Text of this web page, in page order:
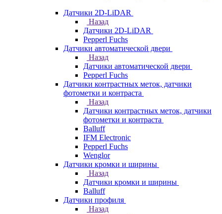
Датчики 2D-LiDAR
Назад
Датчики 2D-LiDAR
Pepperl Fuchs
Датчики автоматической двери
Назад
Датчики автоматической двери
Pepperl Fuchs
Датчики контрастных меток, датчики
фотометки и контраста
Назад
Датчики контрастных меток, датчики
фотометки и контраста
Balluff
IFM Electronic
Pepperl Fuchs
Wenglor
Датчики кромки и ширины
Назад
Датчики кромки и ширины
Balluff
Датчики профиля
Назад